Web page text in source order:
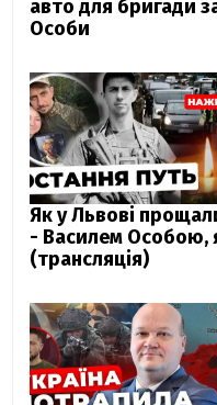
авто для бригади
Особи
Як у Львові
- Василем Особою,
(трансляція)